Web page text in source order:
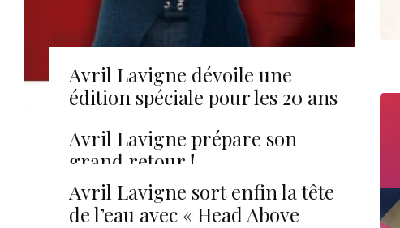
Avril Lavigne dévoile une
édition spéciale pour les 20 ans
Avril Lavigne prépare son
grand retour !
Avril Lavigne sort enfin la tête
de l’eau avec « Head Above